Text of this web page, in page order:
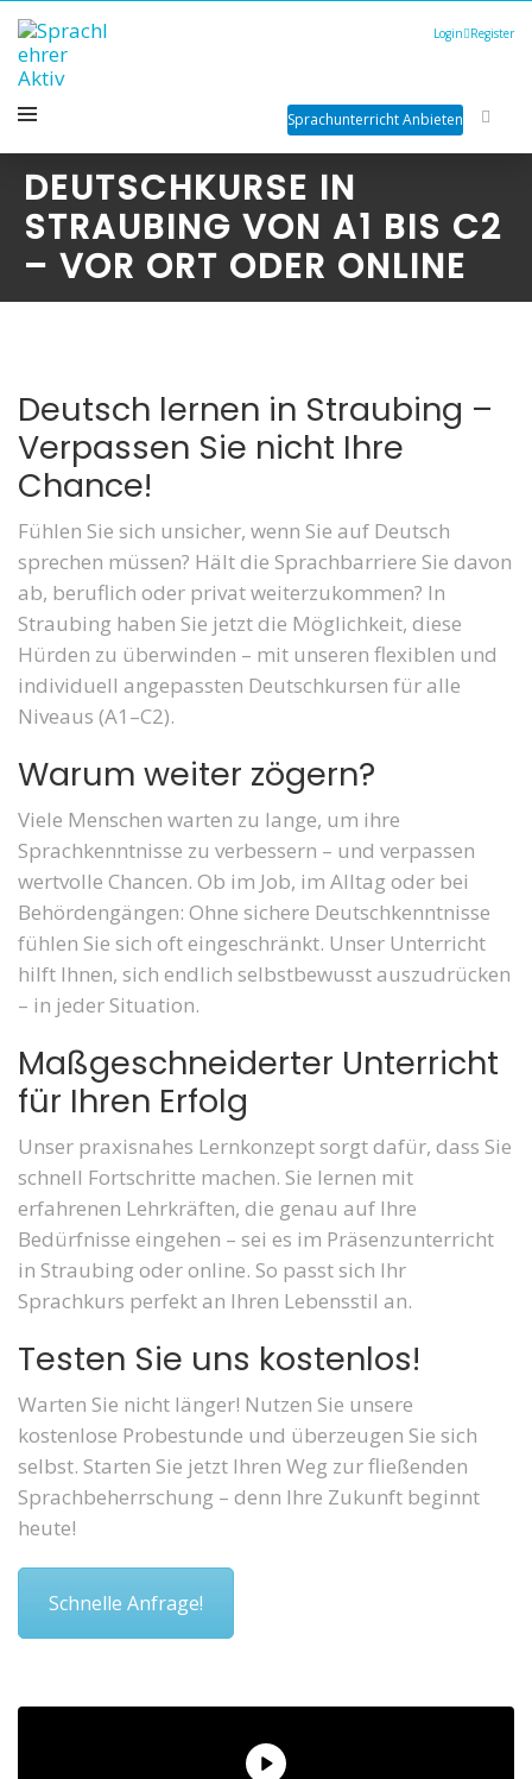
Login Register
Sprachunterricht Anbieten
DEUTSCHKURSE IN
STRAUBING VON A1 BIS C2
– VOR ORT ODER ONLINE
Deutsch lernen in Straubing –
Verpassen Sie nicht Ihre
Chance!
Fühlen Sie sich unsicher, wenn Sie auf Deutsch
sprechen müssen? Hält die Sprachbarriere Sie davon
ab, beruflich oder privat weiterzukommen? In
Straubing haben Sie jetzt die Möglichkeit, diese
Hürden zu überwinden – mit unseren flexiblen und
individuell angepassten Deutschkursen für alle
Niveaus (A1–C2).
Warum weiter zögern?
Viele Menschen warten zu lange, um ihre
Sprachkenntnisse zu verbessern – und verpassen
wertvolle Chancen. Ob im Job, im Alltag oder bei
Behördengängen: Ohne sichere Deutschkenntnisse
fühlen Sie sich oft eingeschränkt. Unser Unterricht
hilft Ihnen, sich endlich selbstbewusst auszudrücken
– in jeder Situation.
Maßgeschneiderter Unterricht
für Ihren Erfolg
Unser praxisnahes Lernkonzept sorgt dafür, dass Sie
schnell Fortschritte machen. Sie lernen mit
erfahrenen Lehrkräften, die genau auf Ihre
Bedürfnisse eingehen – sei es im Präsenzunterricht
in Straubing oder online. So passt sich Ihr
Sprachkurs perfekt an Ihren Lebensstil an.
Testen Sie uns kostenlos!
Warten Sie nicht länger! Nutzen Sie unsere
kostenlose Probestunde und überzeugen Sie sich
selbst. Starten Sie jetzt Ihren Weg zur fließenden
Sprachbeherrschung – denn Ihre Zukunft beginnt
heute!
Schnelle Anfrage!